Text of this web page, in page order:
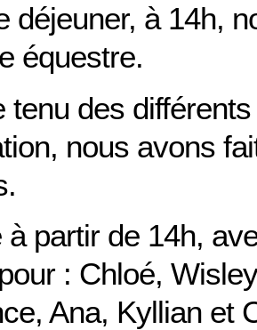
déjeuner, à 14h,
équestre.
tenu des
nous avons
à partir de 14h,
: Chloé,
Ana, Kyllian et